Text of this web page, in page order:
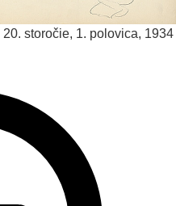
20. storočie, 1. polovica, 1934